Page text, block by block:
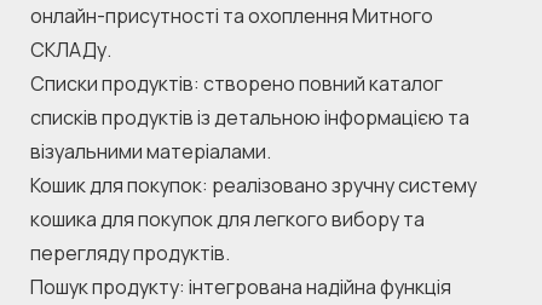
онлайн-присутності та охоплення Митного
СКЛАДу.
Списки продуктів: створено повний каталог
списків продуктів із детальною інформацією та
візуальними матеріалами.
Кошик для покупок: реалізовано зручну систему
кошика для покупок для легкого вибору та
перегляду продуктів.
Пошук продукту: інтегрована надійна функція